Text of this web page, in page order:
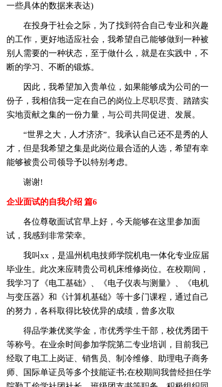
一些具体的数据来表达)
在投身于社会之际，为了找到符合自己专业和兴趣
的工作，更好地适应社会，我希望自己能够做到一种被
别人需要的一种状态，至于做什么，就是在实践中，不
断的学习、不断的锻炼。
因此，我希望加入贵单位，如果能够成为公司的一
份子，我相信我一定在自己的岗位上尽职尽责、踏踏实
实地贡献之集的一份力量，与公司共同促进、发展。
“世界之大，人才济济”。我承认自己还不是秀的人
才，但是我希望之集是此岗位最合适的人选，希望有幸
能够被贵公司领导予以特别考虑。
谢谢!
企业面试的自我介绍 篇6
各位尊敬面试官早上好，今天能够在这里参加面
试，我感到非常荣幸。
我叫xx，是温州机电技师学院机电一体化专业应届
毕业生。此次来应聘贵公司机床维修岗位。在校期间，
我学习了《电工基础》、《电子仪表与测量》、《电机
与变压器》和《计算机基础》等十多门课程，通过自己
的努力，各科取得比较优异的成绩，曾多次取
得品学兼优奖学金，市优秀学生干部，校优秀团干
等称号。在业余时间参加学院第二专业培训，目前我已
经取了电工上岗证、销售员、制冷维修、助理电子商务
师、国际单证员等多个技能证书;在校期间我曾经担任学